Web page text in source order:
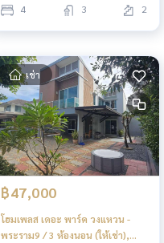
4 3 2
เช่า
฿47,000
โฮมเพลส เดอะ พาร์ค วงแหวน -
พระราม9 / 3 ห้องนอน (ให้เช่า),